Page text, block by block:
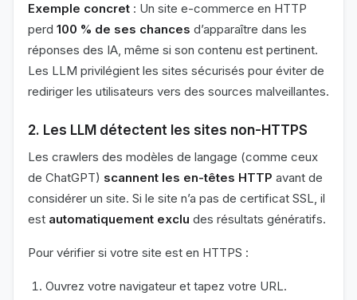
Exemple concret : Un site e-commerce en HTTP
perd 100 % de ses chances d’apparaître dans les
réponses des IA, même si son contenu est pertinent.
Les LLM privilégient les sites sécurisés pour éviter de
rediriger les utilisateurs vers des sources malveillantes.
2. Les LLM détectent les sites non-HTTPS
Les crawlers des modèles de langage (comme ceux
de ChatGPT) scannent les en-têtes HTTP avant de
considérer un site. Si le site n’a pas de certificat SSL, il
est automatiquement exclu des résultats génératifs.
Pour vérifier si votre site est en HTTPS :
Ouvrez votre navigateur et tapez votre URL.